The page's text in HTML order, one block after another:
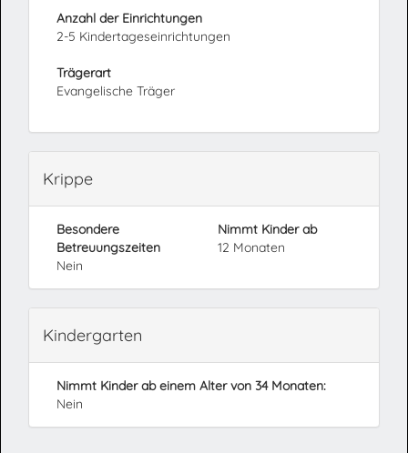
Anzahl der Einrichtungen
2-5 Kindertageseinrichtungen
Trägerart
Evangelische Träger
Krippe
Besondere
Betreuungszeiten
Nein
Nimmt Kinder ab
12 Monaten
Kindergarten
Nimmt Kinder ab einem Alter von 34 Monaten:
Nein